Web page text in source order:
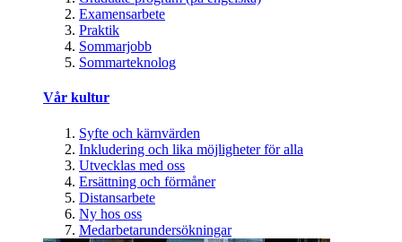
Examensarbete
Praktik
Sommarjobb
Sommarteknolog
Vår kultur
Syfte och kärnvärden
Inkludering och lika möjligheter för alla
Utvecklas med oss
Ersättning och förmåner
Distansarbete
Ny hos oss
Medarbetarundersökningar